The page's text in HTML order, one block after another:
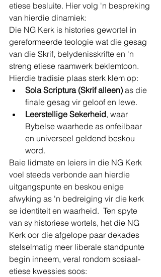
etiese besluite. Hier volg 'n bespreking
van hierdie dinamiek:
Die NG Kerk is histories gewortel in
gereformeerde teologie wat die gesag
van die Skrif, belydenisskrifte en 'n
streng etiese raamwerk beklemtoon.
Hierdie tradisie plaas sterk klem op:
Sola Scriptura (Skrif alleen) as die
finale gesag vir geloof en lewe.
Leerstellige Sekerheid, waar
Bybelse waarhede as onfeilbaar
en universeel geldend beskou
word.
Baie lidmate en leiers in die NG Kerk
voel steeds verbonde aan hierdie
uitgangspunte en beskou enige
afwyking as 'n bedreiging vir die kerk
se identiteit en waarheid.  Ten spyte
van sy historiese wortels, het die NG
Kerk oor die afgelope paar dekades
stelselmatig meer liberale standpunte
begin inneem, veral rondom sosiaal-
etiese kwessies soos: